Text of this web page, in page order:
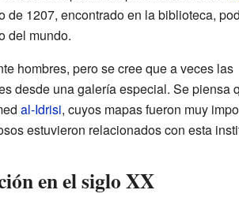
de 1207, encontrado en la biblioteca,
del mundo.
hombres, pero se cree que a veces las
desde una galería especial. Se piensa
al-Idrisi, cuyos mapas fueron muy
estuvieron relacionados con esta
en el siglo XX